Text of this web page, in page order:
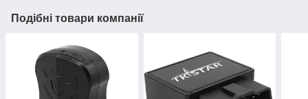
Подібні товари компанії